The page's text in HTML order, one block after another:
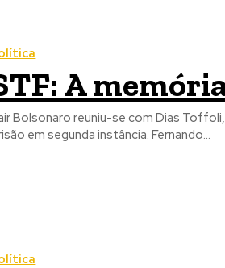
A
Bolsonaro reuniu-se com Dias
prisão em segunda instância. Fernando...